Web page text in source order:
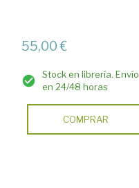
55,00 €
Stock en librería. Envío
en 24/48 horas
COMPRAR